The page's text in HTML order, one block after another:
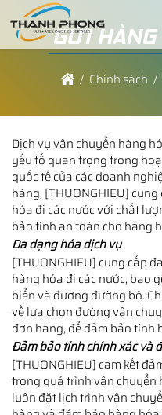
GỬI
Chính sách
Dịch vụ vận chuyển hàng
yếu tố quan trọng trong
quốc tế của các doanh
hàng, [THUONGHIEU]
hóa đi các nước với chất
bảo tính an toàn cho hàng
Đa dạng hóa dịch vụ
[THUONGHIEU] cung cấp
hàng hóa đi các nước, bao
biển và đường đường bộ.
về lựa chọn đường vận
đơn hàng, để đảm bảo tính
Đảm bảo tính chính xác và
[THUONGHIEU] cam kết
trong quá trình vận chuyển
luôn đặt lịch trình vận